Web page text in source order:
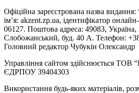
Офіційна зареєстрована назва
ім’я: akzent.zp.ua, ідентифікатор
06127. Поштова адреса: 49083,
Слобожанський, буд. 40 А. Телефон:
Головний редактор Чубукін Олександр
Управління сайтом здійснюється ТОВ
ЄДРПОУ 39404303
Використання будь-яких матеріалів,